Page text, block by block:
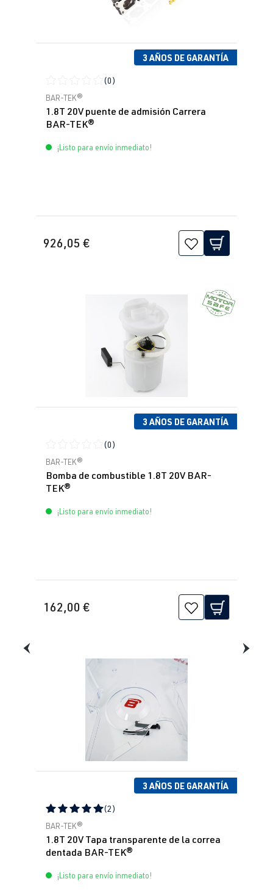
3 AÑOS DE GARANTÍA
Calificación promedio de 0 de 5 estrellas
(0)
BAR-TEK®
1.8T 20V puente de admisión Carrera
BAR-TEK®
¡Listo para envío inmediato!
926,05 €
3 AÑOS DE GARANTÍA
Calificación promedio de 0 de 5 estrellas
(0)
BAR-TEK®
Bomba de combustible 1.8T 20V BAR-
TEK®
¡Listo para envío inmediato!
162,00 €
3 AÑOS DE GARANTÍA
Calificación promedio de 5 de 5 estrellas
(2)
BAR-TEK®
1.8T 20V Tapa transparente de la correa
dentada BAR-TEK®
¡Listo para envío inmediato!